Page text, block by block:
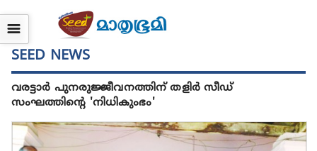
☰
SEED NEWS
വരട്ടാര്‍ പുനരുജ്ജീവനത്തിന് തളിര്‍ സീഡ്
സംഘത്തിന്റെ 'നിധികുംഭം'